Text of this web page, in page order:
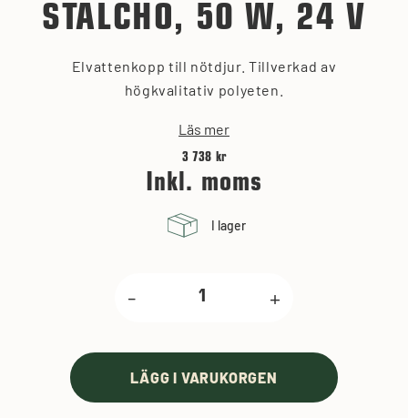
STALCHO, 50 W, 24 V
Elvattenkopp till nötdjur. Tillverkad av
högkvalitativ polyeten.
Läs mer
3 738 kr
Inkl. moms
I lager
- +
LÄGG I VARUKORGEN